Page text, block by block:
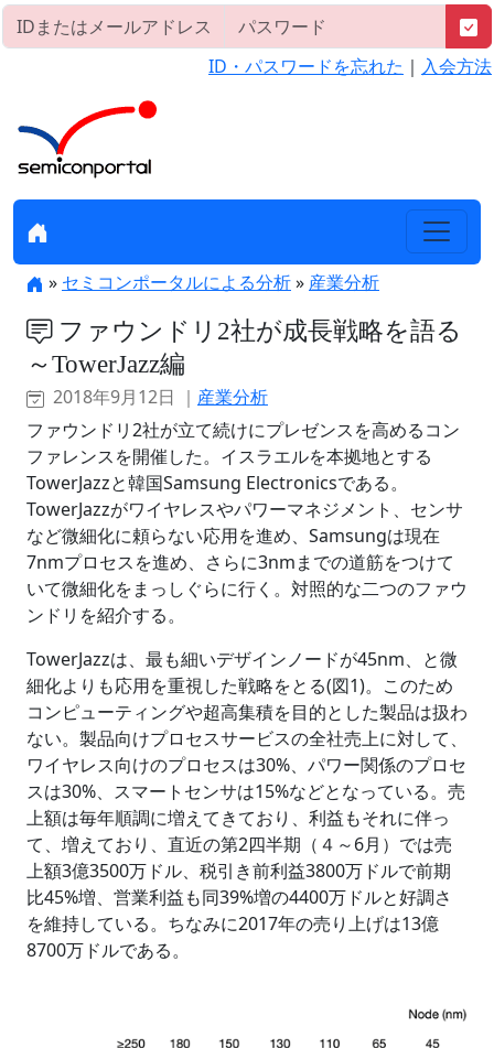
ID・パスワードを忘れた ｜ 入会方法
» セミコンポータルによる分析» 産業分析
ファウンドリ2社が成長戦略を語る
～TowerJazz編
2018年9月12日 ｜ 産業分析
ファウンドリ2社が立て続けにプレゼンスを高めるコン
ファレンスを開催した。イスラエルを本拠地とする
TowerJazzと韓国Samsung Electronicsである。
TowerJazzがワイヤレスやパワーマネジメント、センサ
など微細化に頼らない応用を進め、Samsungは現在
7nmプロセスを進め、さらに3nmまでの道筋をつけて
いて微細化をまっしぐらに行く。対照的な二つのファウ
ンドリを紹介する。
TowerJazzは、最も細いデザインノードが45nm、と微
細化よりも応用を重視した戦略をとる(図1)。このため
コンピューティングや超高集積を目的とした製品は扱わ
ない。製品向けプロセスサービスの全社売上に対して、
ワイヤレス向けのプロセスは30%、パワー関係のプロセ
スは30%、スマートセンサは15%などとなっている。売
上額は毎年順調に増えてきており、利益もそれに伴っ
て、増えており、直近の第2四半期（４～6月）では売
上額3億3500万ドル、税引き前利益3800万ドルで前期
比45%増、営業利益も同39%増の4400万ドルと好調さ
を維持している。ちなみに2017年の売り上げは13億
8700万ドルである。